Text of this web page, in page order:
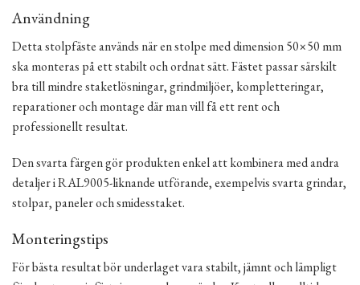
Användning
Detta stolpfäste används när en stolpe med dimension 50×50 mm
ska monteras på ett stabilt och ordnat sätt. Fästet passar särskilt
bra till mindre staketlösningar, grindmiljöer, kompletteringar,
reparationer och montage där man vill få ett rent och
professionellt resultat.
Den svarta färgen gör produkten enkel att kombinera med andra
detaljer i RAL9005-liknande utförande, exempelvis svarta grindar,
stolpar, paneler och smidesstaket.
Monteringstips
För bästa resultat bör underlaget vara stabilt, jämnt och lämpligt